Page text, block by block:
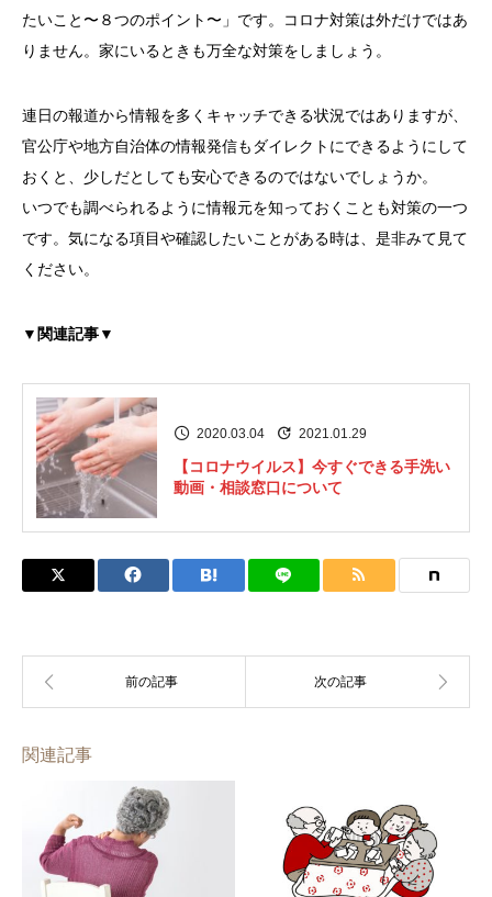
たいこと〜８つのポイント〜」です。コロナ対策は外だけではあ
りません。家にいるときも万全な対策をしましょう。
連日の報道から情報を多くキャッチできる状況ではありますが、
官公庁や地方自治体の情報発信もダイレクトにできるようにして
おくと、少しだとしても安心できるのではないでしょうか。
いつでも調べられるように情報元を知っておくことも対策の一つ
です。気になる項目や確認したいことがある時は、是非みて見て
ください。
▼関連記事▼
2020.03.04 2021.01.29
【コロナウイルス】今すぐできる手洗い
動画・相談窓口について
関連記事